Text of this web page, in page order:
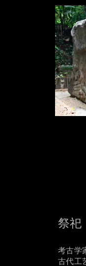
祭祀
考古学
古代工